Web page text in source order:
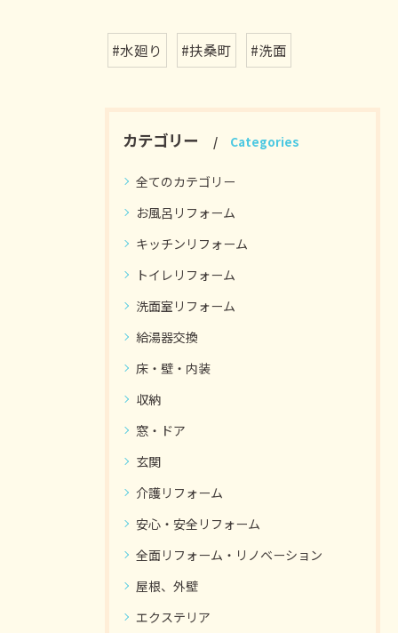
#水廻り #扶桑町 #洗面
カテゴリー Categories
全てのカテゴリー
お風呂リフォーム
キッチンリフォーム
トイレリフォーム
洗面室リフォーム
給湯器交換
床・壁・内装
収納
窓・ドア
玄関
介護リフォーム
安心・安全リフォーム
全面リフォーム・リノベーション
屋根、外壁
エクステリア